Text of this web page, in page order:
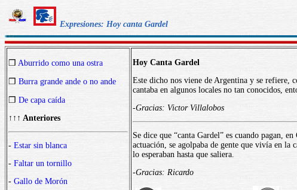
Expresiones: Hoy canta Gardel
❒ Aburrido como una ostra
❒ Burra grande ande o no ande
❒ De capa caída
↑↑↑ Anteriores
- Estar sin blanca
- Faltar un tornillo
- Gallo de Morón
Hoy Canta Gardel
Este dicho nos viene de Argentina y se refiere,
cantaba en algunos locales no tan conocidos,
-Gracias: Victor Villalobos
Se dice que “canta Gardel” es cuando pagan,
actuación, se agolpaba de gente que vivía en la
lo esperaban hasta que saliera.
-Gracias: Ricardo